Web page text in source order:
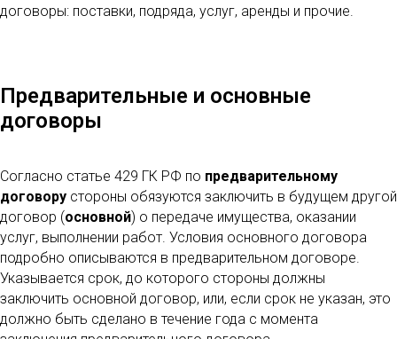
договоры: поставки, подряда, услуг, аренды и прочие.
Предварительные и основные
договоры
Согласно статье 429 ГК РФ по предварительному
договору стороны обязуются заключить в будущем другой
договор (основной) о передаче имущества, оказании
услуг, выполнении работ. Условия основного договора
подробно описываются в предварительном договоре.
Указывается срок, до которого стороны должны
заключить основной договор, или, если срок не указан, это
должно быть сделано в течение года с момента